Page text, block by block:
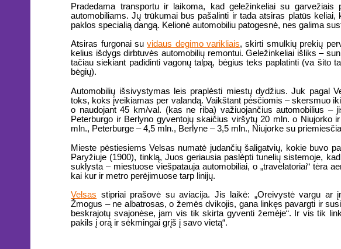
Pradedama transportu ir laikoma, kad geležinkeliai su
automobiliams. Jų trūkumai bus pašalinti ir tada atsiras platūs
paklos specialią dangą. Kelionė automobiliu patogesnė, nes galima
Atsiras furgonai suvidaus degimo varikliais, skirti smulkių prekių
kelius išdygs dirbtuvės automobilių remontui. Geležinkeliai išliks –
tačiau siekiant padidinti vagonų talpą, bėgius teks paplatinti (va šito
bėgių).
Automobilių išsivystymas leis praplėsti miestų dydžius. Juk pagal
toks, koks įveikiamas per valandą. Vaikštant pėsčiomis – skersmuo
o naudojant 45 km/val. (kas ne riba) važiuojančius automobilius –
Peterburgo ir Berlyno gyventojų skaičius viršytų 20 mln. o Niujorko
mln., Peterburge – 4,5 mln., Berlyne – 3,5 mln., Niujorke su
Mieste pėstiesiems Velsas numatė judančių šaligatvių, kokie buvo
Paryžiuje (1900), tinklą, Juos geriausia paslėpti tunelių sistemoje,
suklysta – miestuose viešpatauja automobiliai, o „travelatoriai“ tėra
kai kur ir metro perėjimuose tarp linijų.
Velsas stipriai prašovė su aviacija. Jis laikė: „Oreivystė vargu ar
Žmogus – ne albatrosas, o žemės dvikojis, gana linkęs pavargti ir
beskrajotų svajonėse, jam vis tik skirta gyventi žemėje“. Ir vis tik
pakils į orą ir sėkmingai grįš į savo vietą“.